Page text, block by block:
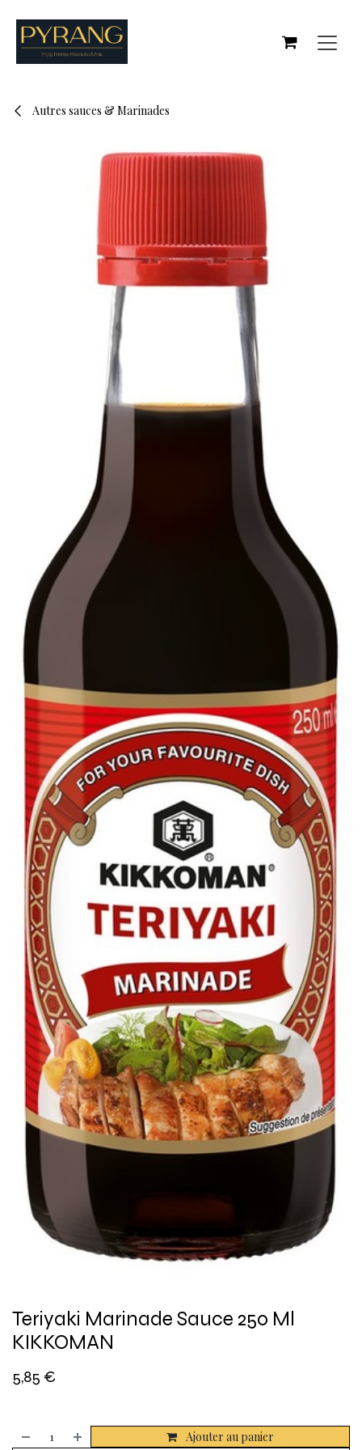
Autres sauces & Marinades
Teriyaki Marinade Sauce 250 Ml
KIKKOMAN
5,85 €
Ajouter au panier